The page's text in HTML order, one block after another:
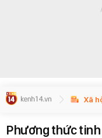
Xã
Phương thức tinh